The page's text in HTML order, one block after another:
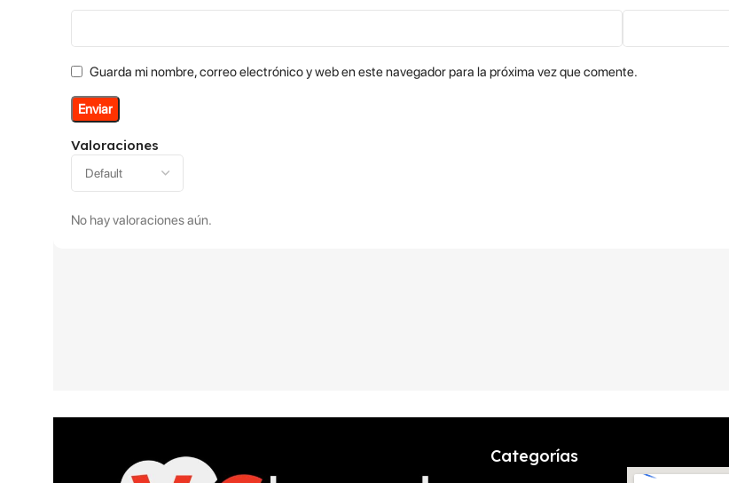
Valoraciones
No hay valoraciones aún.
Guarda mi nombre, correo electrónico y web en este navegador para la próxima vez que comente.
Categorías